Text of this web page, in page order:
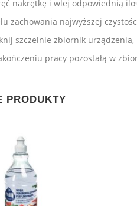
nakrętkę i wlej odpowiednią
zachowania najwyższej
szczelnie zbiornik
pracy pozostałą w
PRODUKTY